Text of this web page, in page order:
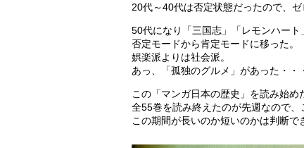
20代～40代は否定状態だったので、ゼ
50代になり「三国志」「レモンハート
否定モードから肯定モードに移った。
娯楽派よりは社会派。
あっ、「孤独のグルメ」があった・・
この「マンガ日本の歴史」を読み始め
全55巻を読み終えたのが先週なので、
この期間が長いのか短いのかは判断で